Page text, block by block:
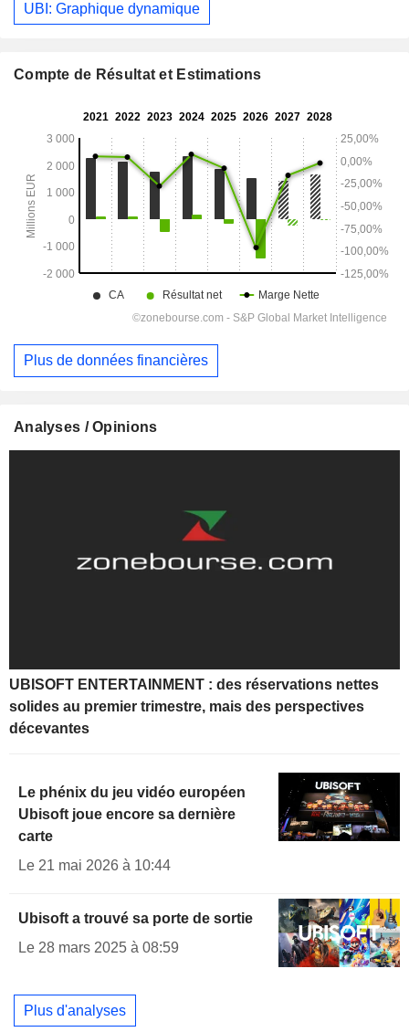
UBI: Graphique dynamique
Compte de Résultat et Estimations
Plus de données financières
Analyses / Opinions
UBISOFT ENTERTAINMENT : des réservations nettes
solides au premier trimestre, mais des perspectives
décevantes
Le phénix du jeu vidéo européen
Ubisoft joue encore sa dernière
carte
Le 21 mai 2026 à 10:44
Ubisoft a trouvé sa porte de sortie
Le 28 mars 2025 à 08:59
Plus d'analyses